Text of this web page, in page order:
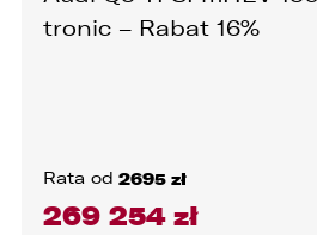
tronic – Rabat 16%
Rata od 2695 zł
269 254 zł